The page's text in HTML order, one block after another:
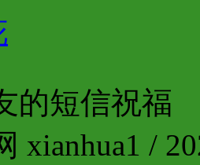
的短信祝福
xianhua1 /